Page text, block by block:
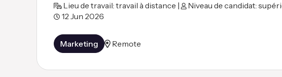
Lieu de travail: travail à distance |
Niveau de candidat:
12 Jun 2026
Marketing Remote